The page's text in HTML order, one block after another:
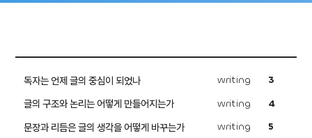
독자는 언제 글의 중심이 되었나 writing 3
글의 구조와 논리는 어떻게 만들어지는가 writing 4
문장과 리듬은 글의 생각을 어떻게 바꾸는가 writing 5